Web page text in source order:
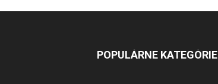
POPULÁRNE KATEGÓRIE